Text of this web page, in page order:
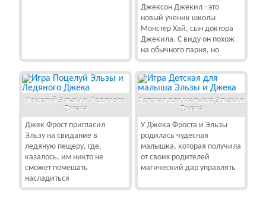
Джексон Джекил - это
новый ученик школы
Монстер Хай, сын доктора
Джекила. С виду он похож
на обычного парня, но
Поцелуй Эльзы и Ледяного
Джека
Джек Фрост пригласил
Эльзу на свидание в
ледяную пещеру, где,
казалось, им никто не
сможет помешать
насладиться
Детская для малыша Эльзы и
Джека
У Джека Фроста и Эльзы
родилась чудесная
малышка, которая получила
от своих родителей
магический дар управлять